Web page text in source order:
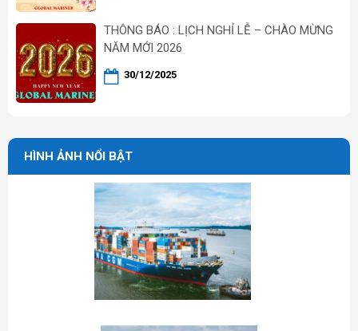
THÔNG BÁO : LỊCH NGHỈ LỄ – CHÀO MỪNG
NĂM MỚI 2026
30/12/2025
HÌNH ẢNH NỔI BẬT